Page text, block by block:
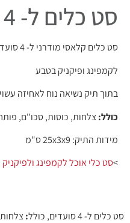
סט כלים ל- 4 סועדים
סט כלים קלאסי מודרני ל- 4 סועדים
לקמפינג ופיקניק בטבע
בתוך תיק נשיאה נוח לאחיזה
כולל:צלחות, כוסות, סכו"ם,
מידות התיק: 25x3x9 ס"מ
>סט כלי אוכל לקמפינג ולפיקניק
סט כלים ל- 4 סועדים, כולל :